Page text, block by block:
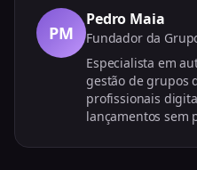
PM
Pedro Maia
Fundador da
Especialista em
gestão de grupos
profissionais
lançamentos sem